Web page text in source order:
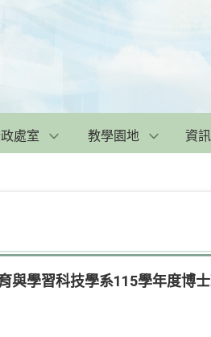
處室 教學園地 資
與學習科技學系115學年度博